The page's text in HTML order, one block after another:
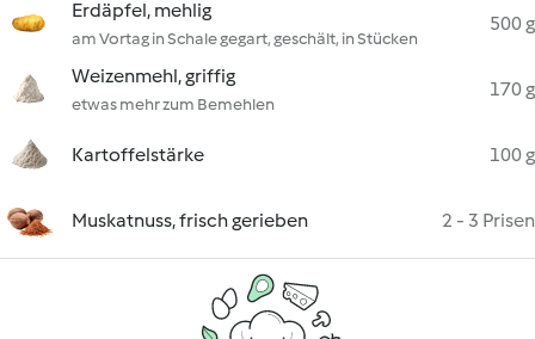
Erdäpfel, mehlig
am Vortag in Schale gegart, geschält, in Stücken
500 g
Weizenmehl, griffig
etwas mehr zum Bemehlen
170 g
Kartoffelstärke 100 g
Muskatnuss, frisch gerieben 2 - 3 Prisen